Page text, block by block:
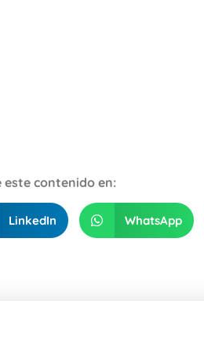
este contenido en:
LinkedIn WhatsApp